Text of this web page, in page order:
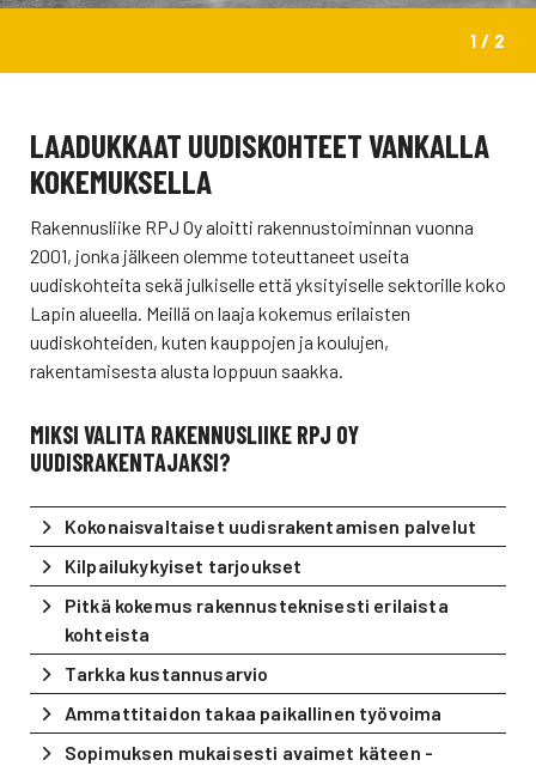
1 / 2
LAADUKKAAT UUDISKOHTEET VANKALLA
KOKEMUKSELLA
Rakennusliike RPJ Oy aloitti rakennustoiminnan vuonna
2001, jonka jälkeen olemme toteuttaneet useita
uudiskohteita sekä julkiselle että yksityiselle sektorille koko
Lapin alueella. Meillä on laaja kokemus erilaisten
uudiskohteiden, kuten kauppojen ja koulujen,
rakentamisesta alusta loppuun saakka.
MIKSI VALITA RAKENNUSLIIKE RPJ OY
UUDISRAKENTAJAKSI?
Kokonaisvaltaiset uudisrakentamisen palvelut
Kilpailukykyiset tarjoukset
Pitkä kokemus rakennusteknisesti erilaista
kohteista
Tarkka kustannusarvio
Ammattitaidon takaa paikallinen työvoima
Sopimuksen mukaisesti avaimet käteen -